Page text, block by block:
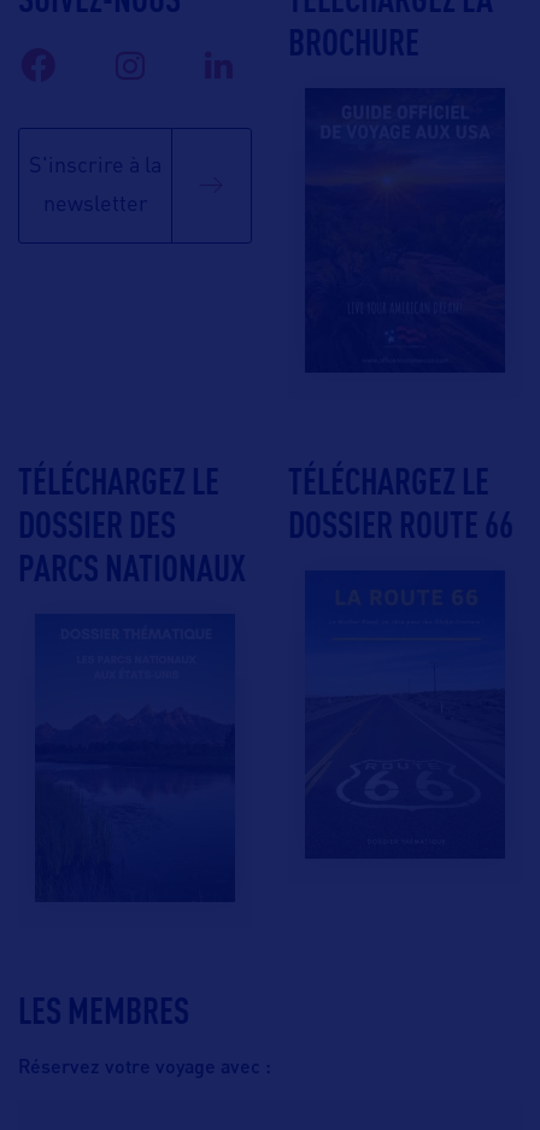
LES MEMBRES
Réservez votre voyage avec :
S'inscrire à la
newsletter
BROCHURE
TÉLÉCHARGEZ LE
DOSSIER DES
PARCS NATIONAUX
TÉLÉCHARGEZ LE
DOSSIER ROUTE 66